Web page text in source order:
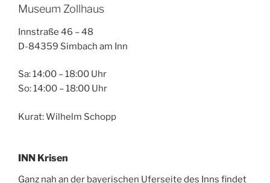
Museum Zollhaus
Innstraße 46 – 48
D-84359 Simbach am Inn
Sa: 14:00 – 18:00 Uhr
So: 14:00 – 18:00 Uhr
Kurat: Wilhelm Schopp
INN Krisen
Ganz nah an der bayerischen Uferseite des Inns findet